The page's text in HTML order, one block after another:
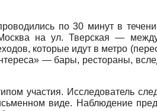
по 30 минут в
на ул. Тверская —
которые идут в метро
— бары, рестораны,
участия. Исследователь
виде. Наблюдение